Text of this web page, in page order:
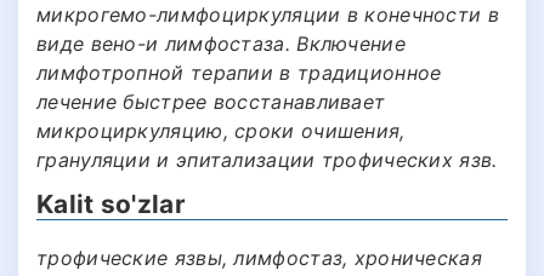
микрогемо-лимфоциркуляции в конечности в
виде вено-и лимфостаза. Включение
лимфотропной терапии в традиционное
лечение быстрее восстанавливает
микроциркуляцию, сроки очишения,
грануляции и эпитализации трофических язв.
Kalit so'zlar
трофические язвы, лимфостаз, хроническая